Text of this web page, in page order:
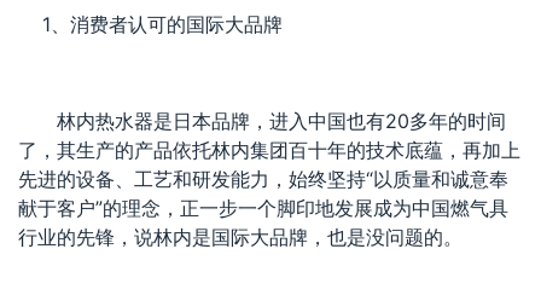
1、消费者认可的国际大品牌
林内热水器是日本品牌，进入中国也有20多年的时间
了，其生产的产品依托林内集团百十年的技术底蕴，再加上
先进的设备、工艺和研发能力，始终坚持“以质量和诚意奉
献于客户”的理念，正一步一个脚印地发展成为中国燃气具
行业的先锋，说林内是国际大品牌，也是没问题的。